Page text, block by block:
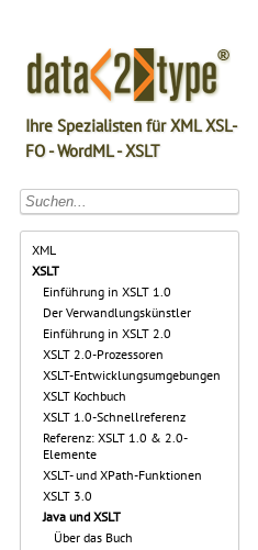
Ihre Spezialisten für XML XSL-
FO - WordML - XSLT
XML
XSLT
Einführung in XSLT 1.0
Der Verwandlungskünstler
Einführung in XSLT 2.0
XSLT 2.0-Prozessoren
XSLT-Entwicklungsumgebungen
XSLT Kochbuch
XSLT 1.0-Schnellreferenz
Referenz: XSLT 1.0 & 2.0-
Elemente
XSLT- und XPath-Funktionen
XSLT 3.0
Java und XSLT
Über das Buch